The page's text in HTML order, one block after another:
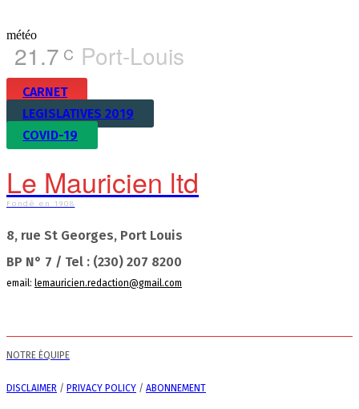
météo
21.7 C Port-Louis
CARNET
LEGISLATIVES 2019
COVID-19
Le Mauricien ltd
Fondé en 1908
8, rue St Georges, Port Louis
BP N° 7 / Tel : (230) 207 8200
email: lemauricien.redaction@gmail.com
NOTRE ÉQUIPE
DISCLAIMER / PRIVACY POLICY / ABONNEMENT